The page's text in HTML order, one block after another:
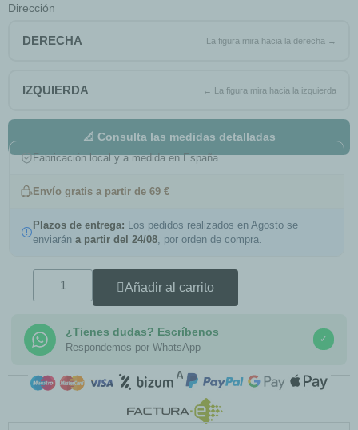
Dirección
DERECHA
IZQUIERDA
📐 Consulta las medidas detalladas
Fabricación local y a medida en España
Envío gratis a partir de 69 €
Plazos de entrega: Los pedidos realizados en Agosto se
enviarán a partir del 24/08 , por orden de compra.
Añadir al carrito
¿Tienes dudas? Escríbenos
Respondemos por WhatsApp
✓
COMPRA SEGURA